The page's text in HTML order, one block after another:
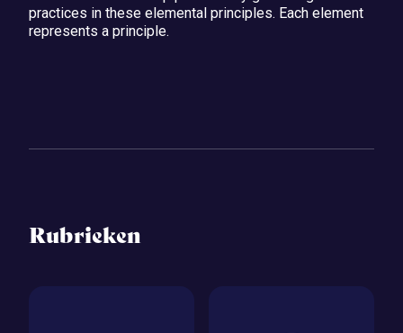
practices in these elemental principles. Each element
represents a principle.
Rubrieken